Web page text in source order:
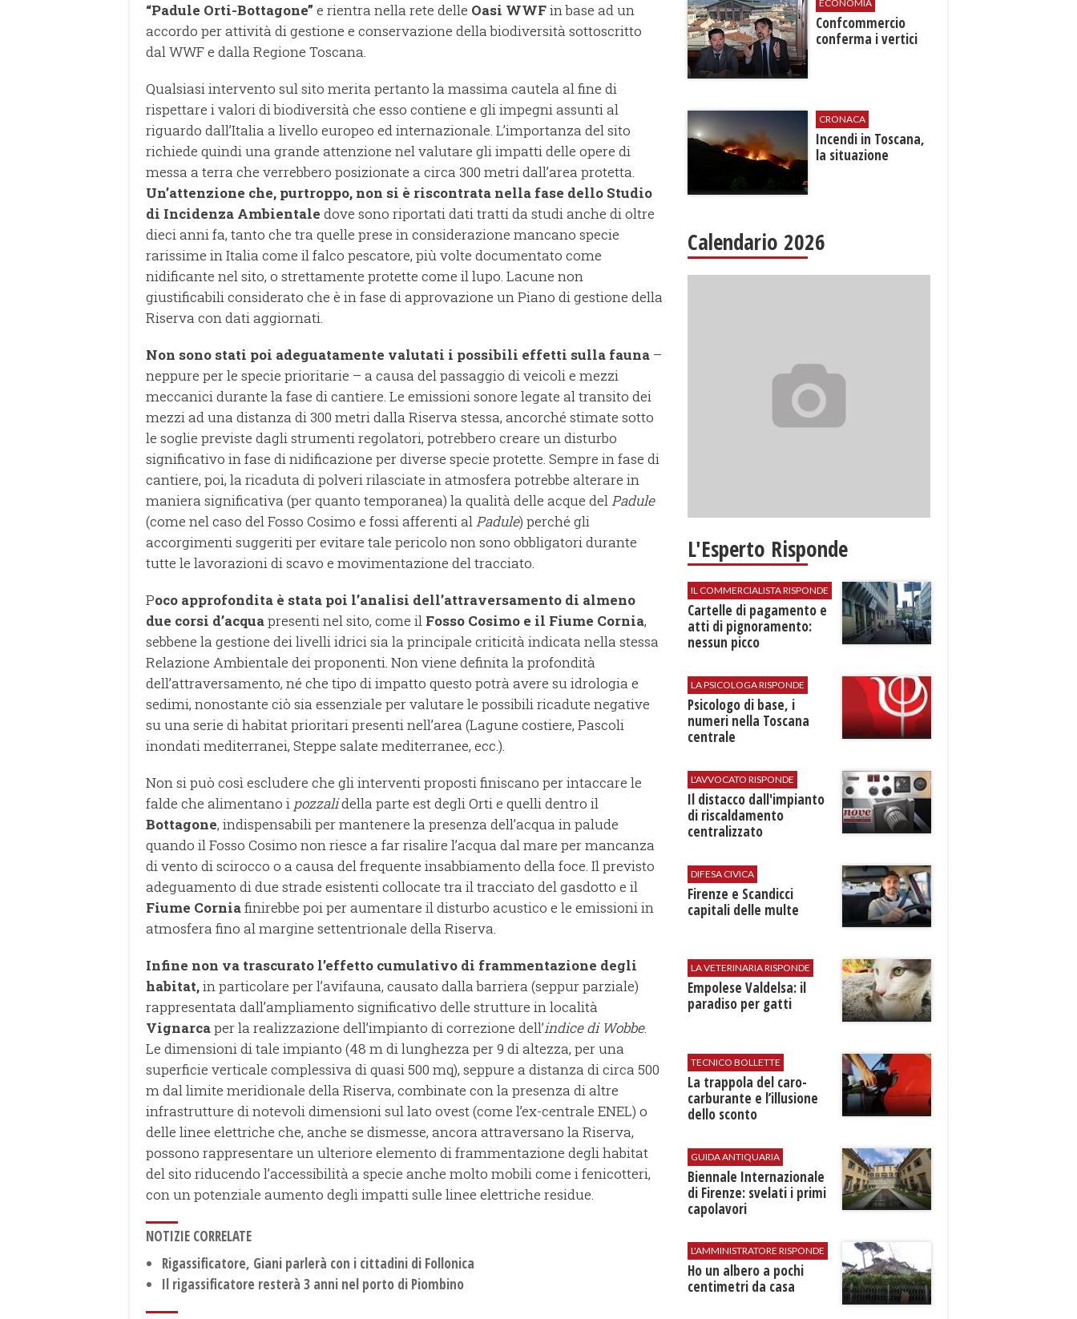
“Padule Orti-Bottagone” e rientra nella rete delle Oasi WWFin base ad un
accordo per attività di gestione e conservazione della biodiversità sottoscritto
dal WWF e dalla Regione Toscana.
Qualsiasi intervento sul sito merita pertanto la massima cautela al fine di
rispettare i valori di biodiversità che esso contiene e gli impegni assunti al
riguardo dall’Italia a livello europeo ed internazionale. L’importanza del sito
richiede quindi una grande attenzione nel valutare gli impatti delle opere di
messa a terra che verrebbero posizionate a circa 300 metri dall’area protetta.
Un’attenzione che, purtroppo, non si è riscontrata nella fase dello Studio
di Incidenza Ambientale dove sono riportati dati tratti da studi anche di oltre
dieci anni fa, tanto che tra quelle prese in considerazione mancano specie
rarissime in Italia come il falco pescatore, più volte documentato come
nidificante nel sito, o strettamente protette come il lupo. Lacune non
giustificabili considerato che è in fase di approvazione un Piano di gestione della
Riserva con dati aggiornati.
Non sono stati poi adeguatamente valutati i possibili effetti sulla fauna –
neppure per le specie prioritarie – a causa del passaggio di veicoli e mezzi
meccanici durante la fase di cantiere. Le emissioni sonore legate al transito dei
mezzi ad una distanza di 300 metri dalla Riserva stessa, ancorché stimate sotto
le soglie previste dagli strumenti regolatori, potrebbero creare un disturbo
significativo in fase di nidificazione per diverse specie protette. Sempre in fase di
cantiere, poi, la ricaduta di polveri rilasciate in atmosfera potrebbe alterare in
maniera significativa (per quanto temporanea) la qualità delle acque delPadule
(come nel caso del Fosso Cosimo e fossi afferenti alPadule) perché gli
accorgimenti suggeriti per evitare tale pericolo non sono obbligatori durante
tutte le lavorazioni di scavo e movimentazione del tracciato.
Poco approfondita è stata poi l’analisi dell’attraversamento di almeno
due corsi d’acquapresenti nel sito, come il Fosso Cosimo e il Fiume Cornia,
sebbene la gestione dei livelli idrici sia la principale criticità indicata nella stessa
Relazione Ambientale dei proponenti. Non viene definita la profondità
dell’attraversamento, né che tipo di impatto questo potrà avere su idrologia e
sedimi, nonostante ciò sia essenziale per valutare le possibili ricadute negative
su una serie di habitat prioritari presenti nell’area (Lagune costiere, Pascoli
inondati mediterranei, Steppe salate mediterranee, ecc.).
Non si può così escludere che gli interventi proposti finiscano per intaccare le
falde che alimentano i pozzalidella parte est degli Orti e quelli dentro il
Bottagone, indispensabili per mantenere la presenza dell’acqua in palude
quando il Fosso Cosimo non riesce a far risalire l’acqua dal mare per mancanza
di vento di scirocco o a causa del frequente insabbiamento della foce. Il previsto
adeguamento di due strade esistenti collocate tra il tracciato del gasdotto e il
Fiume Corniafinirebbe poi per aumentare il disturbo acustico e le emissioni in
atmosfera fino al margine settentrionale della Riserva.
Infine non va trascurato l’effetto cumulativo di frammentazione degli
habitat,in particolare per l’avifauna, causato dalla barriera (seppur parziale)
rappresentata dall’ampliamento significativo delle strutture in località
Vignarcaper la realizzazione dell’impianto di correzione dell’indice di Wobbe.
Le dimensioni di tale impianto (48 m di lunghezza per 9 di altezza, per una
superficie verticale complessiva di quasi 500 mq), seppure a distanza di circa 500
m dal limite meridionale della Riserva, combinate con la presenza di altre
infrastrutture di notevoli dimensioni sul lato ovest (come l’ex-centrale ENEL) o
delle linee elettriche che, anche se dismesse, ancora attraversano la Riserva,
possono rappresentare un ulteriore elemento di frammentazione degli habitat
del sito riducendo l’accessibilità a specie anche molto mobili come i fenicotteri,
con un potenziale aumento degli impatti sulle linee elettriche residue.
NOTIZIE CORRELATE
Rigassificatore, Giani parlerà con i cittadini di Follonica
Il rigassificatore resterà 3 anni nel porto di Piombino
ECONOMIA
Confcommercio
conferma i vertici
CRONACA
Incendi in Toscana,
la situazione
Calendario 2026
L'Esperto Risponde
IL COMMERCIALISTA RISPONDE
Cartelle di pagamento e
atti di pignoramento:
nessun picco
LA PSICOLOGA RISPONDE
Psicologo di base, i
numeri nella Toscana
centrale
L'AVVOCATO RISPONDE
Il distacco dall'impianto
di riscaldamento
centralizzato
DIFESA CIVICA
Firenze e Scandicci
capitali delle multe
LA VETERINARIA RISPONDE
Empolese Valdelsa: il
paradiso per gatti
TECNICO BOLLETTE
​La trappola del caro-
carburante e l’illusione
dello sconto
GUIDA ANTIQUARIA
Biennale Internazionale
di Firenze: svelati i primi
capolavori
L'AMMINISTRATORE RISPONDE
Ho un albero a pochi
centimetri da casa